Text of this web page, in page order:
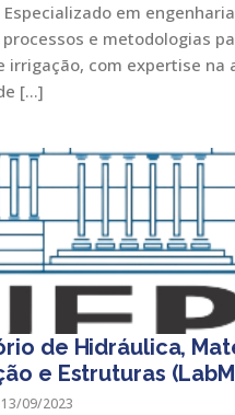
em
e metodologias
irrigação, com expertise na
[…]
de Hidráulica,
e Estruturas
09/2023